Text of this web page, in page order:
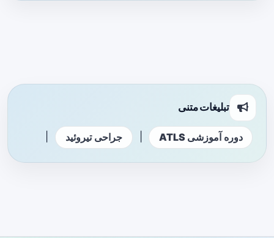
تبلیغات متنی
دوره آموزشی ATLS جراحی تیروئید